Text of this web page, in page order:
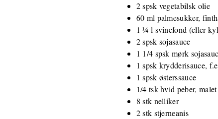
2 spsk vegetabilsk olie
60 ml palmesukker,
1 ¼ l svinefond (eller
2 spsk sojasauce
1 1/4 spsk mørk
1 spsk krydderisauce,
1 spsk østerssauce
1/4 tsk hvid peber, malet
8 stk nelliker
2 stk stjerneanis